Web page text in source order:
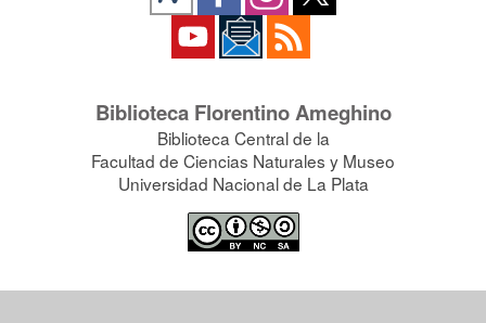
Biblioteca Florentino Ameghino
Biblioteca Central de la
Facultad de Ciencias Naturales y Museo
Universidad Nacional de La Plata